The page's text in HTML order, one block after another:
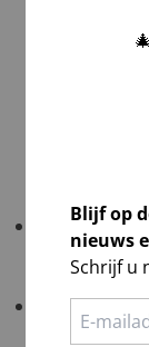
Tel
Check
Laat
op de
Teken
Gratis
excl. btw;
voordat u
Blijf op
nieuws
Schrijf u